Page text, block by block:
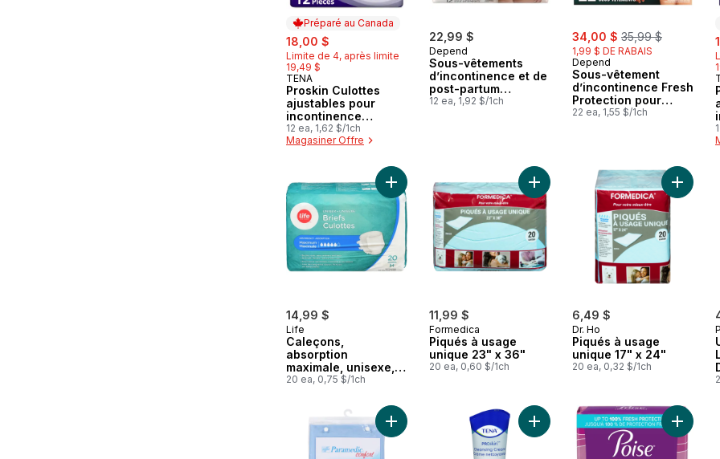
Préparé au Canada
sale:
18,00 $
Limite de 4, après limite
19,49 $
Préparé au Canada
TENA
Proskin Culottes
ajustables pour
incontinence
Stretch, absorption
Super, Grand/Tres
12 ea, 1,62 $/1ch
Magasiner Offre
22,99 $
Depend
Sous-vêtements
d’incontinence et de
post-partum
Silhouette pour
12 ea, 1,92 $/1ch
sale:
34,00 $ , formerly:
35,99 $
1,99 $ DE RABAIS
Depend
Sous-vêtement
d’incontinence Fresh
Protection pour
femmes adultes,
rose fard, 22 unités
22 ea, 1,55 $/1ch
14,99 $
Life
Caleçons,
absorption
maximale, unisexe,
M, 20 par paquet
20 ea, 0,75 $/1ch
Ajouter Caleçons, absorption maximale, unisexe, M, 20 par
11,99 $
Formedica
Piqués à usage
unique 23" x 36"
20 ea, 0,60 $/1ch
Ajouter Piqués à usage unique
6,49 $
Dr. Ho
Piqués à usage
unique 17" x 24"
20 ea, 0,32 $/1ch
Ajouter
Ajouter Piqué à séchage rapide (86 x 91 cm) moyen au panier
Ajouter ProSkin crème nettoyante
Ajouter